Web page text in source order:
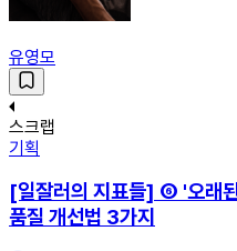
유영모
스크랩
기획
[일잘러의 지표들] ⑥ '오래
품질 개선법 3가지